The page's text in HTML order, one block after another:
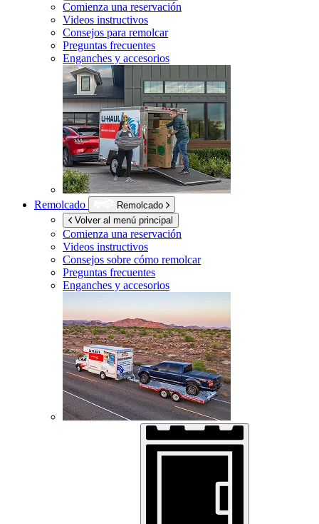
Comienza una reservación
Videos instructivos
Consejos para remolcar
Preguntas frecuentes
Enganches y accesorios
Remolcado
Remolcado
Volver al menú principal
Comienza una reservación
Videos instructivos
Consejos sobre cómo remolcar
Preguntas frecuentes
Enganches y accesorios